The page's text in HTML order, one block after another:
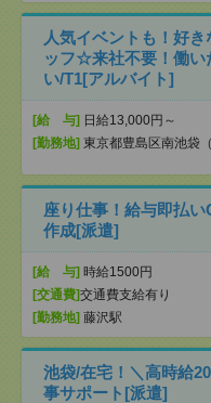
人気イベントも！好
ッフ☆来社不要！働い
い/T1[アルバイト]
[給 与] 日給13,000円～
[勤務地] 東京都豊島区南池袋
座り仕事！給与即払
作成[派遣]
[給 与] 時給1500円
[交通費]交通費支給有り
[勤務地] 藤沢駅
池袋/在宅！＼高時給
事サポート[派遣]